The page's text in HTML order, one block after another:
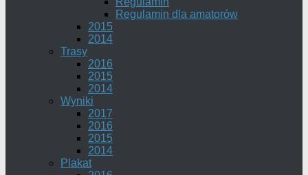
Regulamin dla amatorów
2015
2014
Trasy
2016
2015
2014
Wyniki
2017
2016
2015
2014
Plakat